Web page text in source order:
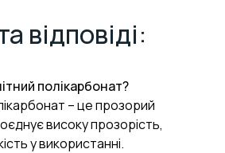
відповіді:
полікарбонат?
– це прозорий
високу прозорість,
у використанні.